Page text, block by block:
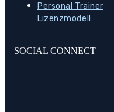
Personal Trainer
Lizenzmodell
SOCIAL CONNECT